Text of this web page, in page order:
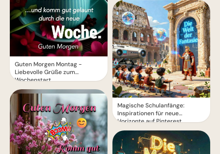
Guten Morgen Montag -
Liebevolle Grüße zum
Wochenstart
Magische Schulanfänge:
Inspirationen für neue
Horizonte auf Pinterest